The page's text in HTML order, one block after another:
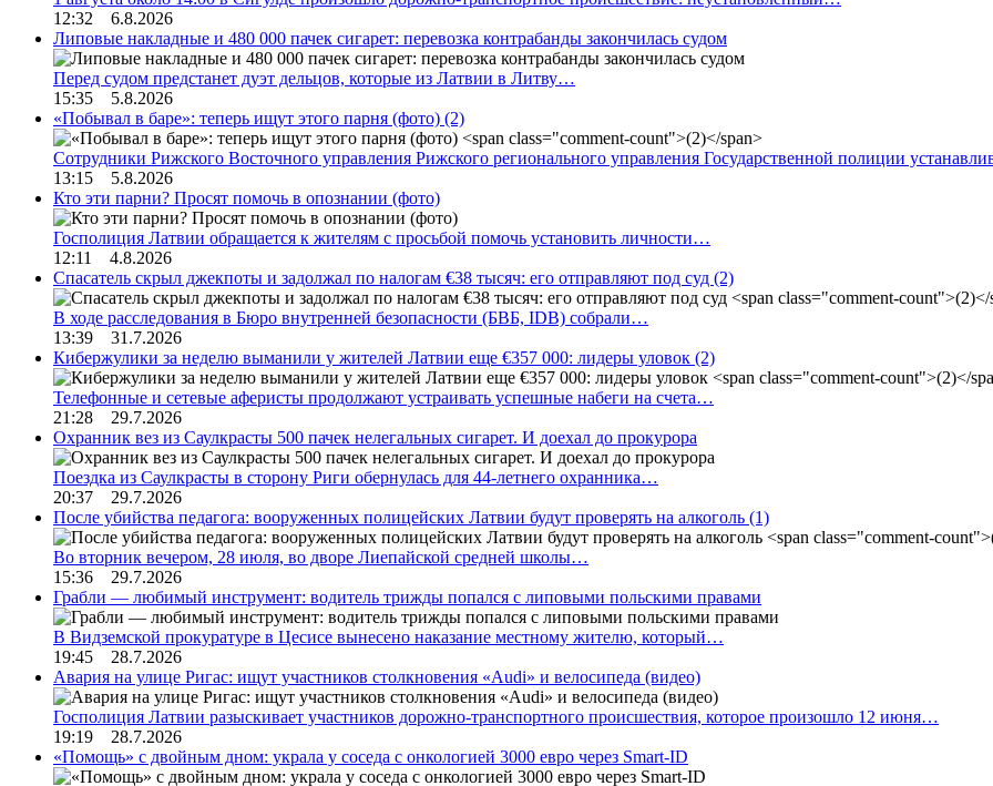
12:32 6.8.2026
Липовые накладные и 480 000 пачек сигарет: перевозка контрабанды закончилась судом
Перед судом предстанет дуэт дельцов, которые из Латвии в Литву…
15:35 5.8.2026
«Побывал в баре»: теперь ищут этого парня (фото) (2)
Сотрудники Рижского Восточного управления Рижского регионального управления Государственной полиции
13:15 5.8.2026
Кто эти парни? Просят помочь в опознании (фото)
Госполиция Латвии обращается к жителям с просьбой помочь установить личности…
12:11 4.8.2026
Спасатель скрыл джекпоты и задолжал по налогам €38 тысяч: его отправляют под суд (2)
В ходе расследования в Бюро внутренней безопасности (БВБ, IDB) собрали…
13:39 31.7.2026
Кибержулики за неделю выманили у жителей Латвии еще €357 000: лидеры уловок (2)
Телефонные и сетевые аферисты продолжают устраивать успешные набеги на счета…
21:28 29.7.2026
Охранник вез из Саулкрасты 500 пачек нелегальных сигарет. И доехал до прокурора
Поездка из Саулкрасты в сторону Риги обернулась для 44-летнего охранника…
20:37 29.7.2026
После убийства педагога: вооруженных полицейских Латвии будут проверять на алкоголь (1)
Во вторник вечером, 28 июля, во дворе Лиепайской средней школы…
15:36 29.7.2026
Грабли — любимый инструмент: водитель трижды попался с липовыми польскими правами
В Видземской прокуратуре в Цесисе вынесено наказание местному жителю, который…
19:45 28.7.2026
Авария на улице Ригас: ищут участников столкновения «Audi» и велосипеда (видео)
Госполиция Латвии разыскивает участников дорожно-транспортного происшествия, которое произошло 12 июня…
19:19 28.7.2026
«Помощь» с двойным дном: украла у соседа с онкологией 3000 евро через Smart-ID